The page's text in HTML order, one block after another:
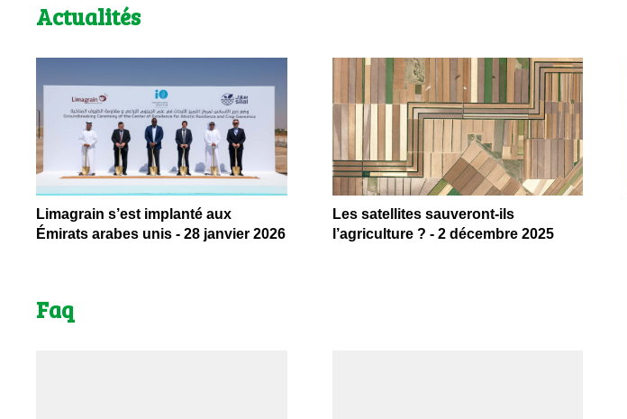
Actualités
Limagrain s’est implanté aux
Émirats arabes unis - 28 janvier 2026
Les satellites sauveront-ils
l’agriculture ? - 2 décembre 2025
Faq